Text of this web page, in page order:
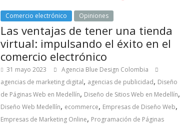
Comercio electrónico Opiniones
Las ventajas de tener una tienda
virtual: impulsando el éxito en el
comercio electrónico
31 mayo 2023
Agencia Blue Design Colombia
agencias de marketing digital, agencias de publicidad, Diseño
de Páginas Web en Medellín, Diseño de Sitios Web en Medellín,
Diseño Web Medellín, ecommerce, Empresas de Diseño Web,
Empresas de Marketing Online, Programación de Páginas